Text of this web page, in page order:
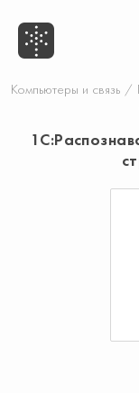
Компьютеры и связь /